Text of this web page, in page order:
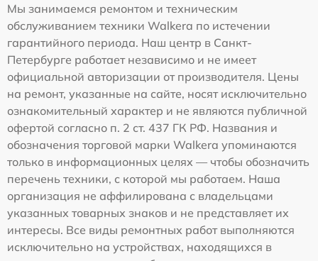
Мы занимаемся ремонтом и техническим
обслуживанием техники Walkera по истечении
гарантийного периода. Наш центр в Санкт-
Петербурге работает независимо и не имеет
официальной авторизации от производителя. Цены
на ремонт, указанные на сайте, носят исключительно
ознакомительный характер и не являются публичной
офертой согласно п. 2 ст. 437 ГК РФ. Названия и
обозначения торговой марки Walkera упоминаются
только в информационных целях — чтобы обозначить
перечень техники, с которой мы работаем. Наша
организация не аффилирована с владельцами
указанных товарных знаков и не представляет их
интересы. Все виды ремонтных работ выполняются
исключительно на устройствах, находящихся в